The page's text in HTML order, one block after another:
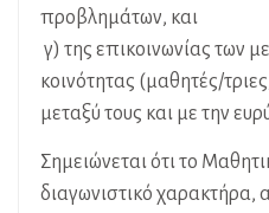
προβλημάτων, και
γ) της επικοινωνίας των
κοινότητας (μαθητές/
μεταξύ τους και με την
Σημειώνεται ότι το
διαγωνιστικό χαρακτήρα,